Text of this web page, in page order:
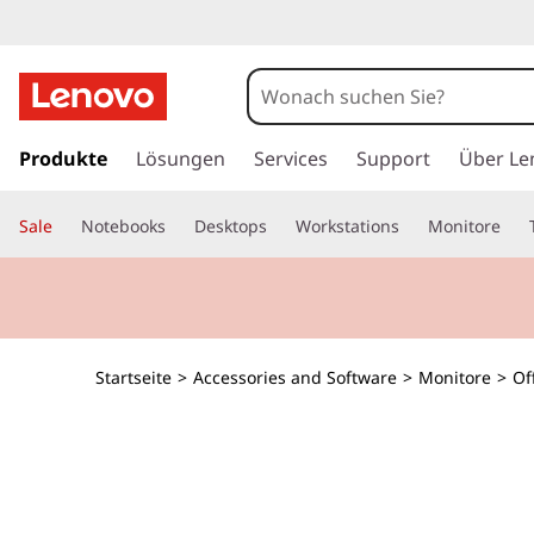
u
a
u
i
Produkte Lösungen Services Support Über
Sale Notebooks Desktops Workstations Monitore
Startseite > Accessories and Software > Monitore >